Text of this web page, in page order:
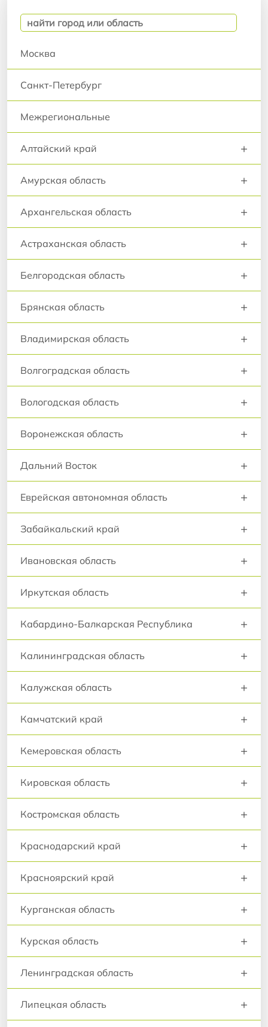
Москва
Санкт-Петербург
Межрегиональные
Алтайский край +
Амурская область +
Архангельская область +
Астраханская область +
Белгородская область +
Брянская область +
Владимирская область +
Волгоградская область +
Вологодская область +
Воронежская область +
Дальний Восток +
Еврейская автономная область +
Забайкальский край +
Ивановская область +
Иркутская область +
Кабардино-Балкарская Республика +
Калининградская область +
Калужская область +
Камчатский край +
Кемеровская область +
Кировская область +
Костромская область +
Краснодарский край +
Красноярский край +
Курганская область +
Курская область +
Ленинградская область +
Липецкая область +